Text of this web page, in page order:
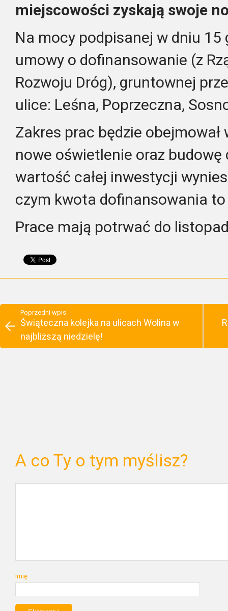
miejscowości zyskają swoje
Na mocy podpisanej w dniu 15
umowy o dofinansowanie (z
Rozwoju Dróg), gruntownej
ulice: Leśna, Poprzeczna,
Zakres prac będzie
nowe oświetlenie oraz
wartość całej inwestycji
czym kwota dofinansowania to
Prace mają potrwać do
Poprzedni wpis
Świąteczna kolejka na ulicach Wolina w
najbliższą niedzielę!
A co Ty o tym myślisz?
Imię